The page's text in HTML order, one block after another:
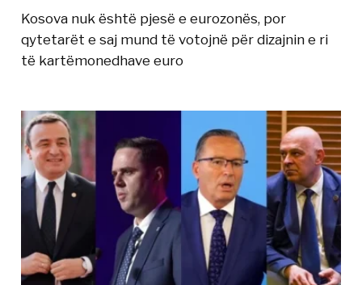
Kosova nuk është pjesë e eurozonës, por
qytetarët e saj mund të votojnë për dizajnin e ri
të kartëmonedhave euro